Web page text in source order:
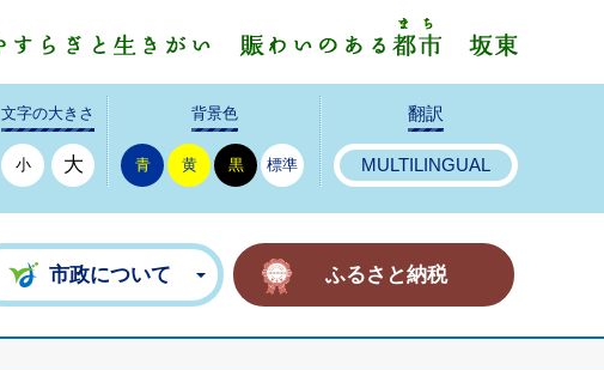
文字の大きさ
小 大
背景色
青 黄 黒 標準
翻訳
MULTILINGUAL
市政について ふるさと納税